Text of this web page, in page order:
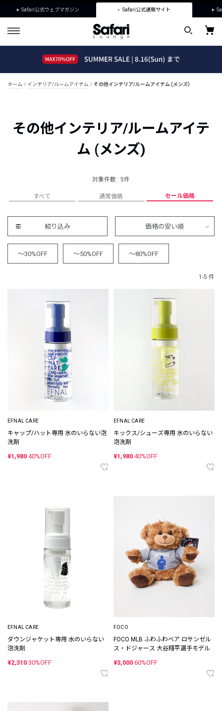
Safari公式ウェブマガジン Safari公式通販サイト
ホーム インテリア/ルームアイテム その他インテリア/ルームアイテム (メンズ)
その他インテリア/ルームアイテ
ム (メンズ)
対象件数 : 5件
すべて 通常価格 セール価格
絞り込み 価格の安い順
～30%OFF ～50%OFF ～80%OFF
1-5 件
EFNAL CARE
キャップ/ハット専用 水のいらない泡
洗剤
¥1,980 40%OFF
EFNAL CARE
キックス/シューズ専用 水のいらない
泡洗剤
¥1,980 40%OFF
EFNAL CARE
ダウンジャケット専用 水のいらない
泡洗剤
¥2,310 30%OFF
FOCO
FOCO MLB ふわふわベア ロサンゼル
ス・ドジャース 大谷翔平選手モデル
¥3,000 60%OFF